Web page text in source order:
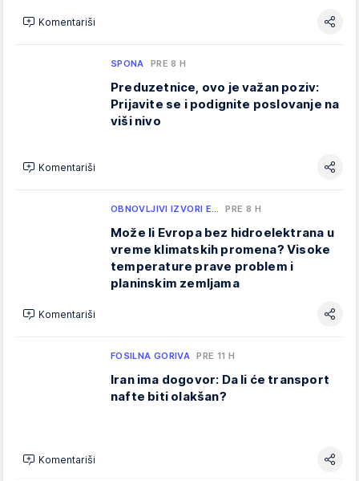
Komentariši
SPONA PRE 8 H
Preduzetnice, ovo je važan poziv:
Prijavite se i podignite poslovanje na
viši nivo
Komentariši
OBNOVLJIVI IZVORI E… PRE 8 H
Može li Evropa bez hidroelektrana u
vreme klimatskih promena? Visoke
temperature prave problem i
planinskim zemljama
Komentariši
FOSILNA GORIVA PRE 11 H
Iran ima dogovor: Da li će transport
nafte biti olakšan?
Komentariši